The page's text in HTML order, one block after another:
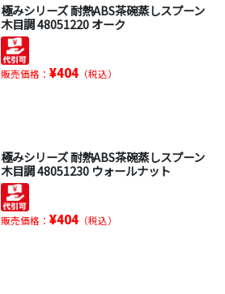
極みシリーズ 耐熱ABS茶碗蒸しスプーン
木目調 48051220 オーク
販売価格： ¥404（税込）
極みシリーズ 耐熱ABS茶碗蒸しスプーン
木目調 48051230 ウォールナット
販売価格： ¥404（税込）